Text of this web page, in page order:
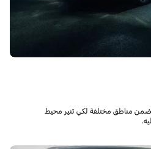
ضمن مناطق مختلفة لكي تنير محيط